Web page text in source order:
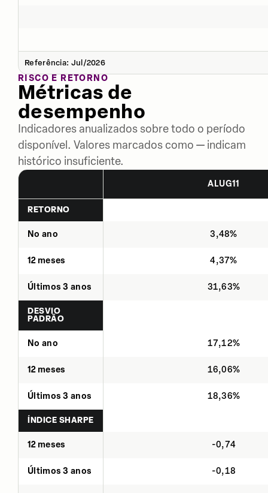
Referência: Jul/2026
RISCO E RETORNO
Métricas de
desempenho
Indicadores anualizados sobre todo o período
disponível. Valores marcados como — indicam
histórico insuficiente.
ALUG11
RETORNO
No ano 3,48%
12 meses 4,37%
Últimos 3 anos 31,63%
DESVIO
PADRÃO
No ano 17,12%
12 meses 16,06%
Últimos 3 anos 18,36%
ÍNDICE SHARPE
12 meses -0,74
Últimos 3 anos -0,18